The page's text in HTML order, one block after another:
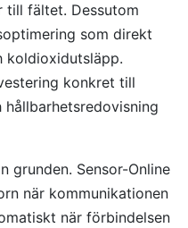
till fältet. Dessutom
som direkt
koldioxidutsläpp.
konkret till
grunden. Sensor-Online
när kommunikationen
när förbindelsen